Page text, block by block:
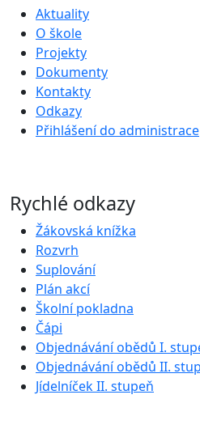
Aktuality
O škole
Projekty
Dokumenty
Kontakty
Odkazy
Přihlášení do administrace
Rychlé odkazy
Žákovská knížka
Rozvrh
Suplování
Plán akcí
Školní pokladna
Čápi
Objednávání obědů I.
Objednávání obědů II.
Jídelníček II. stupeň